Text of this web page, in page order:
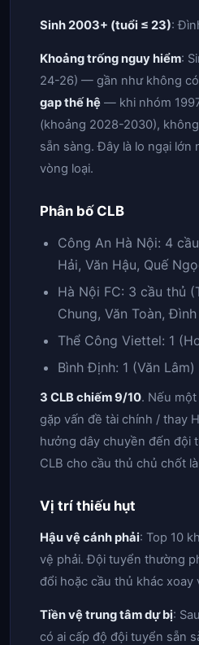
Sinh 2003+ (tuổi ≤ 23):
Khoảng trống nguy hiểm:
24-26) — gần như không
gap thế hệ — khi nhóm
(khoảng 2028-2030),
sẵn sàng. Đây là lo ngại lớn
vòng loại.
Phân bố CLB
Công An Hà Nội: 4
Hải, Văn Hậu, Quế
Hà Nội FC: 3 cầu thủ
Chung, Văn Toàn, Đình
Thể Công Viettel: 1
Bình Định: 1 (Văn Lâm)
3 CLB chiếm 9/10. Nếu
gặp vấn đề tài chính / thay
hưởng dây chuyền đến đội
CLB cho cầu thủ chủ chốt
Vị trí thiếu hụt
Hậu vệ cánh phải: Top 10
vệ phải. Đội tuyển thường
đổi hoặc cầu thủ khác xoay
Tiền vệ trung tâm dự bị:
có ai cấp độ đội tuyển sẵn